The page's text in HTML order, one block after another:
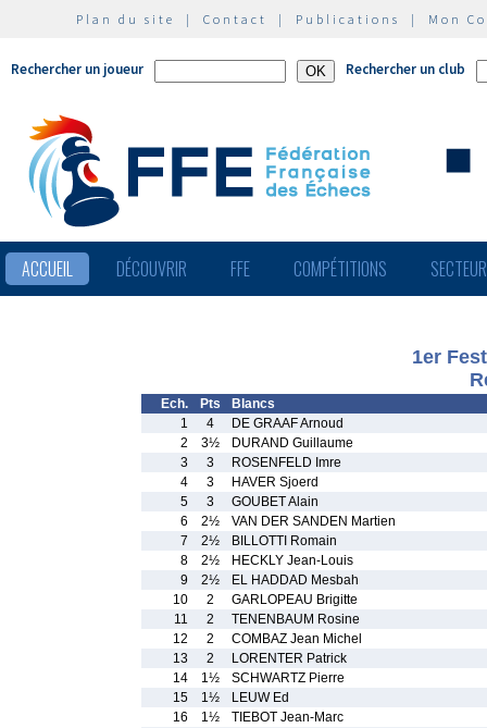
Plan du site | Contact | Publications | Mon
Rechercher un joueur Rechercher un club
ACCUEIL DÉCOUVRIR FFE COMPÉTITIONS
1er
Ech. Pts
Blancs
1
4
DE GRAAF Arnoud
2
3½
DURAND Guillaume
3
3
ROSENFELD Imre
4
3
HAVER Sjoerd
5
3
GOUBET Alain
6
2½
VAN DER SANDEN Martien
7
2½
BILLOTTI Romain
8
2½
HECKLY Jean-Louis
9
2½
EL HADDAD Mesbah
10
2
GARLOPEAU Brigitte
11
2
TENENBAUM Rosine
12
2
COMBAZ Jean Michel
13
2
LORENTER Patrick
14
1½
SCHWARTZ Pierre
15
1½
LEUW Ed
16
1½
TIEBOT Jean-Marc